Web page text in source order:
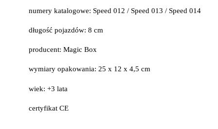
numery katalogowe: Speed 012 / Speed 013 / Speed 014
długość pojazdów: 8 cm
producent: Magic Box
wymiary opakowania: 25 x 12 x 4,5 cm
wiek: +3 lata
certyfikat CE